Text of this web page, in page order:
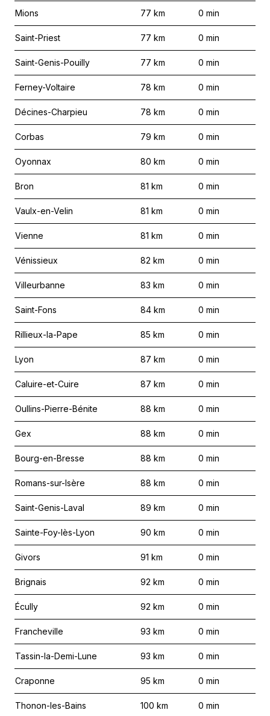
Mions 77 km 0 min
Saint-Priest 77 km 0 min
Saint-Genis-Pouilly 77 km 0 min
Ferney-Voltaire 78 km 0 min
Décines-Charpieu 78 km 0 min
Corbas 79 km 0 min
Oyonnax 80 km 0 min
Bron 81 km 0 min
Vaulx-en-Velin 81 km 0 min
Vienne 81 km 0 min
Vénissieux 82 km 0 min
Villeurbanne 83 km 0 min
Saint-Fons 84 km 0 min
Rillieux-la-Pape 85 km 0 min
Lyon 87 km 0 min
Caluire-et-Cuire 87 km 0 min
Oullins-Pierre-Bénite 88 km 0 min
Gex 88 km 0 min
Bourg-en-Bresse 88 km 0 min
Romans-sur-Isère 88 km 0 min
Saint-Genis-Laval 89 km 0 min
Sainte-Foy-lès-Lyon 90 km 0 min
Givors 91 km 0 min
Brignais 92 km 0 min
Écully 92 km 0 min
Francheville 93 km 0 min
Tassin-la-Demi-Lune 93 km 0 min
Craponne 95 km 0 min
Thonon-les-Bains 100 km 0 min